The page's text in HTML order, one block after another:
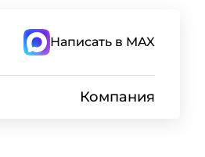
Написать в MAX
Компания